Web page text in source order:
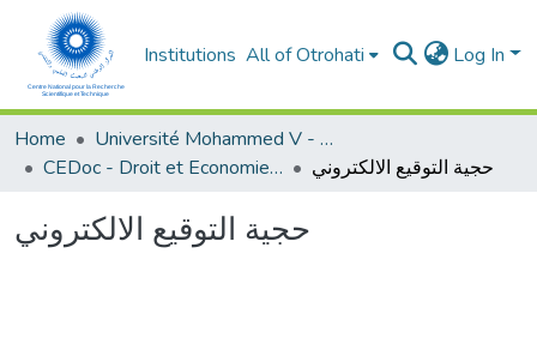
Institutions All of Otrohati Log In
Home
Université Mohammed V - Rabat
CEDoc - Droit et Economie (FSJES Agdal)
حجية التوقيع الالكتروني
حجية التوقيع الالكتروني